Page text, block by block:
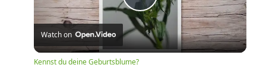
Play
Video
Watch on
Kennst du deine Geburtsblume?